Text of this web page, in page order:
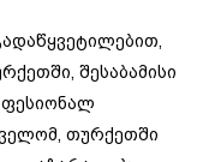
შესაბამისი
თურქეთში